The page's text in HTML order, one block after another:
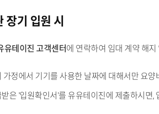
기 입원 시
유테이진 고객센터 에 연락하여 임대 계약 해
가정에서 기기를 사용한 날짜에 대해서만 요
은 '입원확인서'를 유유테이진에 제출하시면